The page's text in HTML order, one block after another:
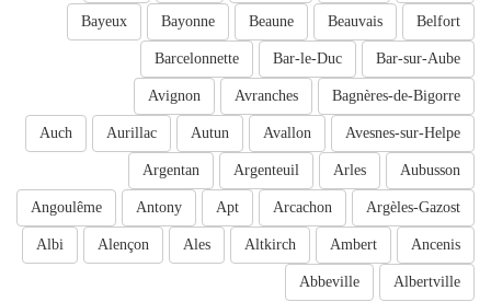
Belfort
Beauvais
Beaune
Bayonne
Bayeux
Bar-sur-Aube
Bar-le-Duc
Barcelonnette
Bagnères-de-Bigorre
Avranches
Avignon
Avesnes-sur-Helpe
Avallon
Autun
Aurillac
Auch
Aubusson
Arles
Argenteuil
Argentan
Argèles-Gazost
Arcachon
Apt
Antony
Angoulême
Ancenis
Ambert
Altkirch
Ales
Alençon
Albi
Albertville
Abbeville